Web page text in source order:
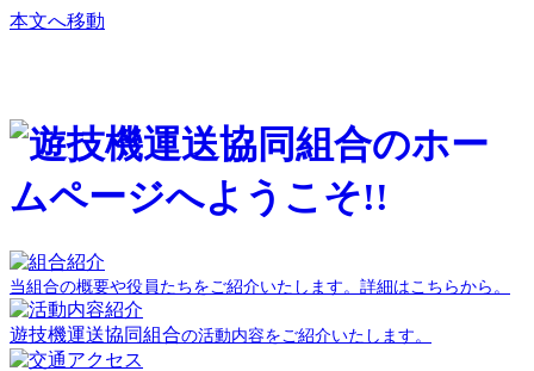
本文へ移動
当組合の概要や役員たちをご紹介いたします。詳細はこちらから。
遊技機運送協同組合の活動内容をご紹介いたします。